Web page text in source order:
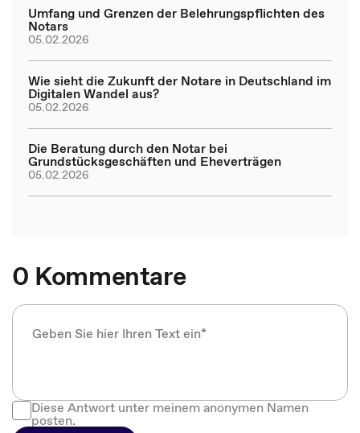
Umfang und Grenzen der Belehrungspflichten des
Notars
05.02.2026
Wie sieht die Zukunft der Notare in Deutschland im
Digitalen Wandel aus?
05.02.2026
Die Beratung durch den Notar bei
Grundstücksgeschäften und Eheverträgen
05.02.2026
0 Kommentare
Diese Antwort unter meinem anonymen Namen
posten.